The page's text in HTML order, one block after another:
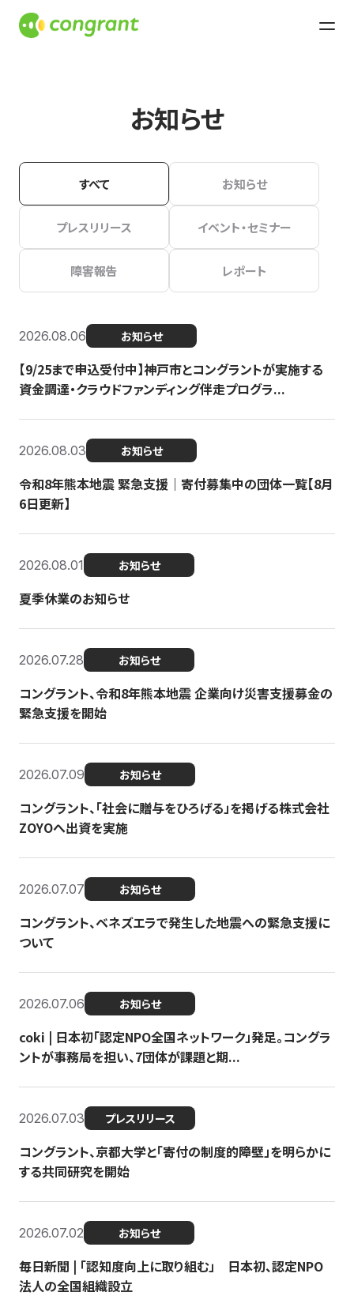
お知らせ
すべて お知らせ
プレスリリース イベント・セミナー
障害報告 レポート
2026.08.06 お知らせ
【9/25まで申込受付中】神戸市とコングラントが実施する
資金調達・クラウドファンディング伴走プログラ...
2026.08.03 お知らせ
令和8年熊本地震 緊急支援｜寄付募集中の団体一覧【8月
6日更新】
2026.08.01 お知らせ
夏季休業のお知らせ
2026.07.28 お知らせ
コングラント、令和8年熊本地震 企業向け災害支援募金の
緊急支援を開始
2026.07.09 お知らせ
コングラント、「社会に贈与をひろげる」を掲げる株式会社
ZOYOへ出資を実施
2026.07.07 お知らせ
コングラント、ベネズエラで発生した地震への緊急支援に
ついて
2026.07.06 お知らせ
coki | 日本初「認定NPO全国ネットワーク」発足。コングラ
ントが事務局を担い、7団体が課題と期...
2026.07.03 プレスリリース
コングラント、京都大学と「寄付の制度的障壁」を明らかに
する共同研究を開始
2026.07.02 お知らせ
毎日新聞 | 「認知度向上に取り組む」 日本初、認定NPO
法人の全国組織設立